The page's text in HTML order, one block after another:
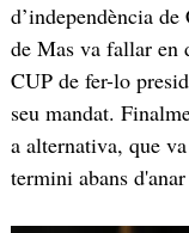
d’independència
de Mas va fallar en
CUP de fer-lo
seu mandat.
a alternativa, que
termini abans